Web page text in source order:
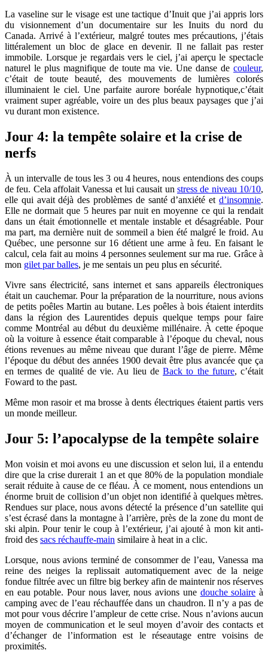
La vaseline sur le visage est une tactique d’Inuit que j’ai appris lors
du visionnement d’un documentaire sur les Inuits du nord du
Canada. Arrivé à l’extérieur, malgré toutes mes précautions, j’étais
littéralement un bloc de glace en devenir. Il ne fallait pas rester
immobile. Lorsque je regardais vers le ciel, j’ai aperçu le spectacle
naturel le plus magnifique de toute ma vie. Une danse de couleur,
c’était de toute beauté, des mouvements de lumières colorés
illuminaient le ciel. Une parfaite aurore boréale hypnotique,c’était
vraiment super agréable, voire un des plus beaux paysages que j’ai
vu durant mon existence.
Jour 4: la tempête solaire et la crise de
nerfs
À un intervalle de tous les 3 ou 4 heures, nous entendions des coups
de feu. Cela affolait Vanessa et lui causait un stress de niveau 10/10,
elle qui avait déjà des problèmes de santé d’anxiété et d’insomnie.
Elle ne dormait que 5 heures par nuit en moyenne ce qui la rendait
dans un était émotionnelle et mentale instable et désagréable. Pour
ma part, ma dernière nuit de sommeil a bien été malgré le froid. Au
Québec, une personne sur 16 détient une arme à feu. En faisant le
calcul, cela fait au moins 4 personnes seulement sur ma rue. Grâce à
mon gilet par balles, je me sentais un peu plus en sécurité.
Vivre sans électricité, sans internet et sans appareils électroniques
était un cauchemar. Pour la préparation de la nourriture, nous avions
de petits poêles Martin au butane. Les poêles à bois étaient interdits
dans la région des Laurentides depuis quelque temps pour faire
comme Montréal au début du deuxième millénaire. À cette époque
où la voiture à essence était comparable à l’époque du cheval, nous
étions revenues au même niveau que durant l’âge de pierre. Même
l’époque du début des années 1900 devait être plus avancée que ça
en termes de qualité de vie. Au lieu deBack to the future, c’était
Foward to the past.
Même mon rasoir et ma brosse à dents électriques étaient partis vers
un monde meilleur.
Jour 5: l’apocalypse de la tempête solaire
Mon voisin et moi avons eu une discussion et selon lui, il a entendu
dire que la crise durerait 1 an et que 80% de la population mondiale
serait réduite à cause de ce fléau. À ce moment, nous entendions un
énorme bruit de collision d’un objet non identifié à quelques mètres.
Rendues sur place, nous avons détecté la présence d’un satellite qui
s’est écrasé dans la montagne à l’arrière, près de la zone du mont de
ski alpin. Pour tenir le coup à l’extérieur, j’ai ajouté à mon kit anti-
froid des sacs réchauffe-main similaire à heat in a clic.
Lorsque, nous avions terminé de consommer de l’eau, Vanessa ma
reine des neiges la replissait automatiquement avec de la neige
fondue filtrée avec un filtre big berkey afin de maintenir nos réserves
en eau potable. Pour nous laver, nous avions une douche solaire à
camping avec de l’eau réchauffée dans un chaudron. Il n’y a pas de
mot pour vous décrire l’ampleur de cette crise. Nous n’avions aucun
moyen de communication et le seul moyen d’avoir des contacts et
d’échanger de l’information est le réseautage entre voisins de
proximités.